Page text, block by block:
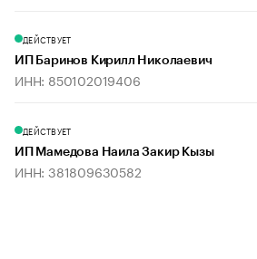
ДЕЙСТВУЕТ
ИП Баринов Кирилл Николаевич
ИНН: 850102019406
ДЕЙСТВУЕТ
ИП Мамедова Наила Закир Кызы
ИНН: 381809630582